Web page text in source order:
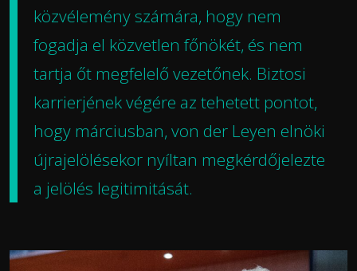
közvélemény számára, hogy nem
fogadja el közvetlen főnökét, és nem
tartja őt megfelelő vezetőnek. Biztosi
karrierjének végére az tehetett pontot,
hogy márciusban, von der Leyen elnöki
újrajelölésekor nyíltan megkérdőjelezte
a jelölés legitimitását.